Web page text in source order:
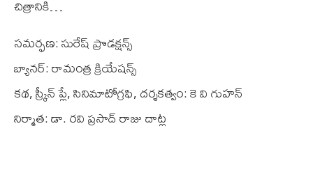
చిత్రానికి…
స‌మ‌ర్ఫ‌ణ‌: సురేష్ ప్రొడ‌క్ష‌న్స్‌
బ్యానర్‌: రామంత్ర క్రియేషన్స్
కథ, స్క్రీన్‌ ప్లే, సినిమాటోగ్రఫి, దర్శకత్వం: కె వి గుహన్
నిర్మాత: డా. రవి ప్రసాద్ రాజు దాట్ల